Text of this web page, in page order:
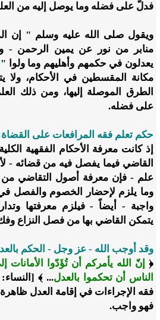
فدلَّ على فضله وما يوصل إليه من
ويقول صلى الله عليه وسلم " إن
منابر من نور عن يمين الرحمن -
يعدلون في حكمهم وأهليهم وما ولوا "
مكانة المقسطين في الأحكام، ولا
الطرق الموصلة إليها، ومن ذلك
على فضله.
حكم تعلم فقه المرافعات على
إذ كانت معرفة الأحكام الفقهية
القاضي فيما يفصل فيه من قضائه -
علم - فإن معرفة أصول التقاضي من
وما يلزم لإحضار الخصوم والفصل في
واجبة - أيضاً - فيلزم معرفتها
يتمكن القاضي بها من فصل النزاع
وقد أوجب الله - عز وجل - الحكم
﴿ إنّ الله يأمركم أن تُؤَدّوا الأمانات
الناس أن تحكموا بالعدل
فقه الإجراءات في إقامة العدل
فهو واجب.